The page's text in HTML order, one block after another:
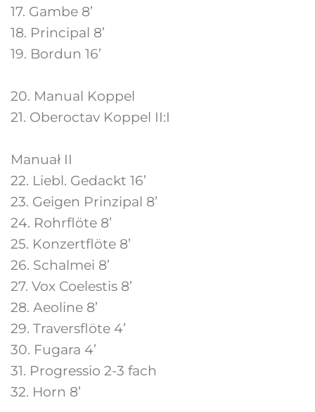
17. Gambe 8’
18. Principal 8’
19. Bordun 16’
20. Manual Koppel
21. Oberoctav Koppel II:I
Manuał II
22. Liebl. Gedackt 16’
23. Geigen Prinzipal 8’
24. Rohrflöte 8’
25. Konzertflöte 8’
26. Schalmei 8’
27. Vox Coelestis 8’
28. Aeoline 8’
29. Traversflöte 4’
30. Fugara 4’
31. Progressio 2-3 fach
32. Horn 8’